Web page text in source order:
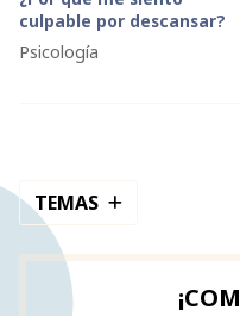
TEMAS
culpable por descansar?
Psicología